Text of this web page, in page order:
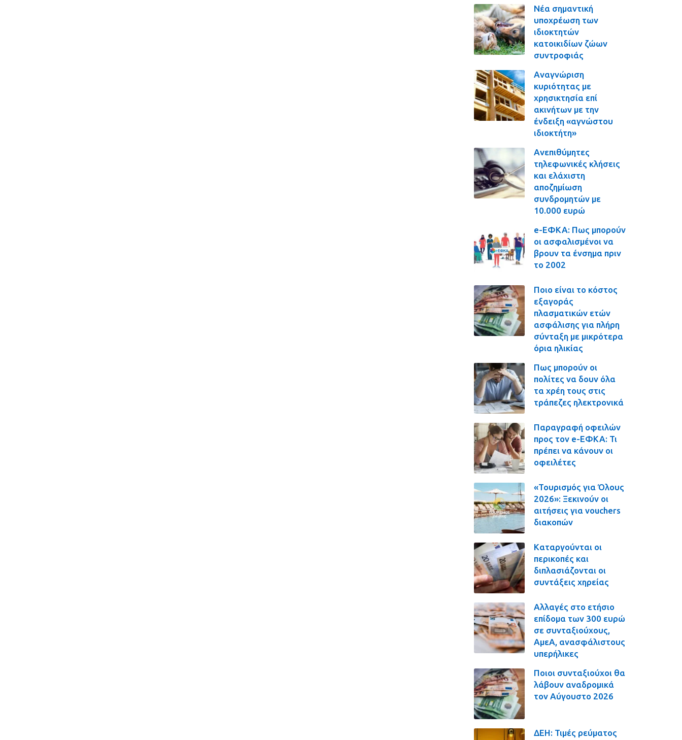
Νέα σημαντική
υποχρέωση των
ιδιοκτητών
κατοικιδίων ζώων
συντροφιάς
Αναγνώριση
κυριότητας με
χρησικτησία επί
ακινήτων με την
ένδειξη «αγνώστου
ιδιοκτήτη»
Ανεπιθύμητες
τηλεφωνικές κλήσεις
και ελάχιστη
αποζημίωση
συνδρομητών με
10.000 ευρώ
e-ΕΦΚΑ: Πως μπορούν
οι ασφαλισμένοι να
βρουν τα ένσημα πριν
το 2002
Ποιο είναι το κόστος
εξαγοράς
πλασματικών ετών
ασφάλισης για πλήρη
σύνταξη με μικρότερα
όρια ηλικίας
Πως μπορούν οι
πολίτες να δουν όλα
τα χρέη τους στις
τράπεζες ηλεκτρονικά
Παραγραφή οφειλών
προς τον e-ΕΦΚΑ: Τι
πρέπει να κάνουν οι
οφειλέτες
«Τουρισμός για Όλους
2026»: Ξεκινούν οι
αιτήσεις για vouchers
διακοπών
Καταργούνται οι
περικοπές και
διπλασιάζονται οι
συντάξεις χηρείας
Αλλαγές στο ετήσιο
επίδομα των 300 ευρώ
σε συνταξιούχους,
ΑμεΑ, ανασφάλιστους
υπερήλικες
Ποιοι συνταξιούχοι θα
λάβουν αναδρομικά
τον Αύγουστο 2026
ΔΕΗ: Τιμές ρεύματος